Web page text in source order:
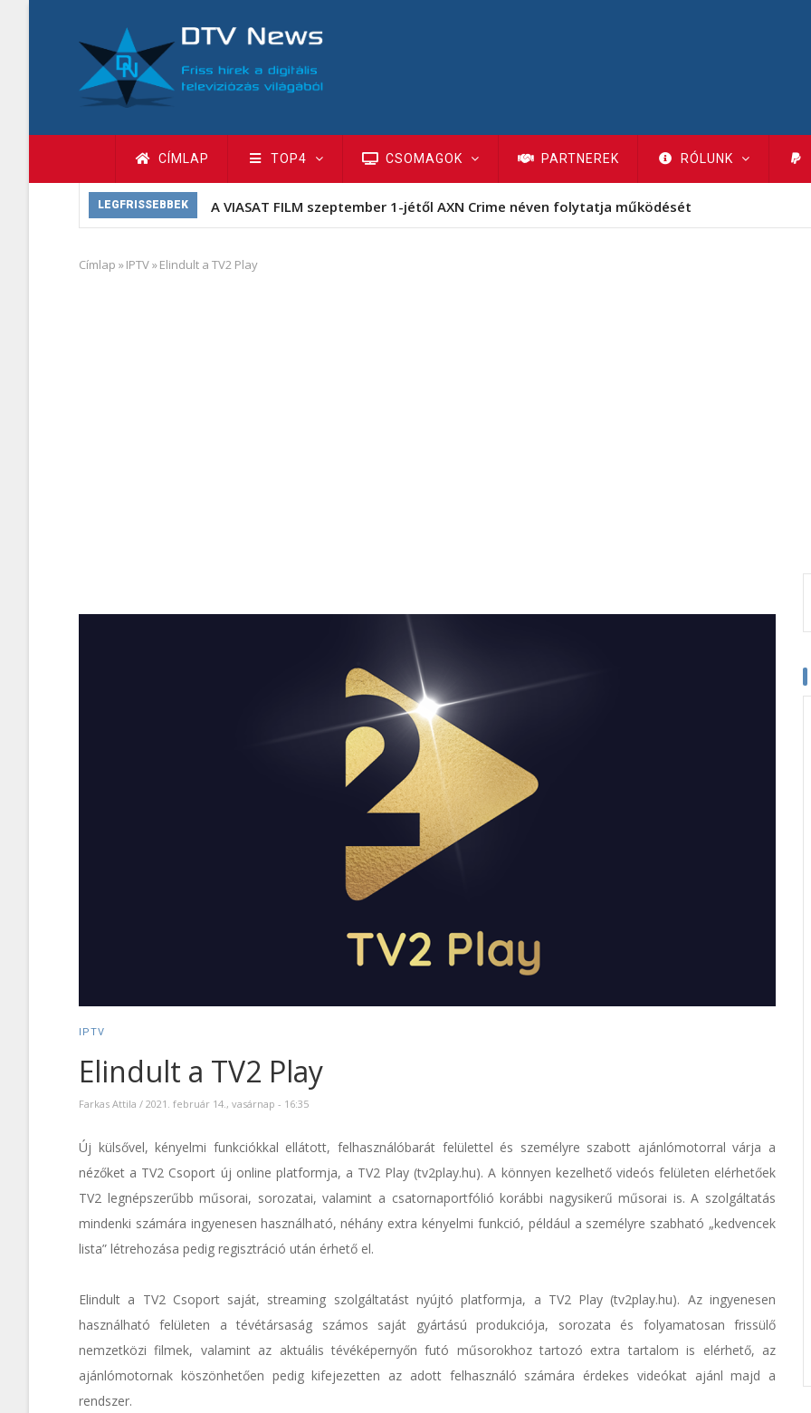
tartalomra
Fő
navigáció
CÍMLAP TOP4 CSOMAGOK PARTNEREK RÓLUNK
LEGFRISSEBBEK A VIASAT FILM szeptember 1-jétől AXN Crime néven folytatja működését
Morzsa
Címlap »IPTV»Elindult a TV2 Play
IPTV
Elindult a TV2 Play
Farkas Attila / 2021. február 14., vasárnap - 16:35
Új külsővel, kényelmi funkciókkal ellátott, felhasználóbarát felülettel és személyre szabott ajánlómotorral várja a
nézőket a TV2 Csoport új online platformja, a TV2 Play (tv2play.hu). A könnyen kezelhető videós felületen elérhetőek
TV2 legnépszerűbb műsorai, sorozatai, valamint a csatornaportfólió korábbi nagysikerű műsorai is. A szolgáltatás
mindenki számára ingyenesen használható, néhány extra kényelmi funkció, például a személyre szabható „kedvencek
lista” létrehozása pedig regisztráció után érhető el.
Elindult a TV2 Csoport saját, streaming szolgáltatást nyújtó platformja, a TV2 Play (tv2play.hu). Az ingyenesen
használható felületen a tévétársaság számos saját gyártású produkciója, sorozata és folyamatosan frissülő
nemzetközi filmek, valamint az aktuális tévéképernyőn futó műsorokhoz tartozó extra tartalom is elérhető, az
ajánlómotornak köszönhetően pedig kifejezetten az adott felhasználó számára érdekes videókat ajánl majd a
rendszer.